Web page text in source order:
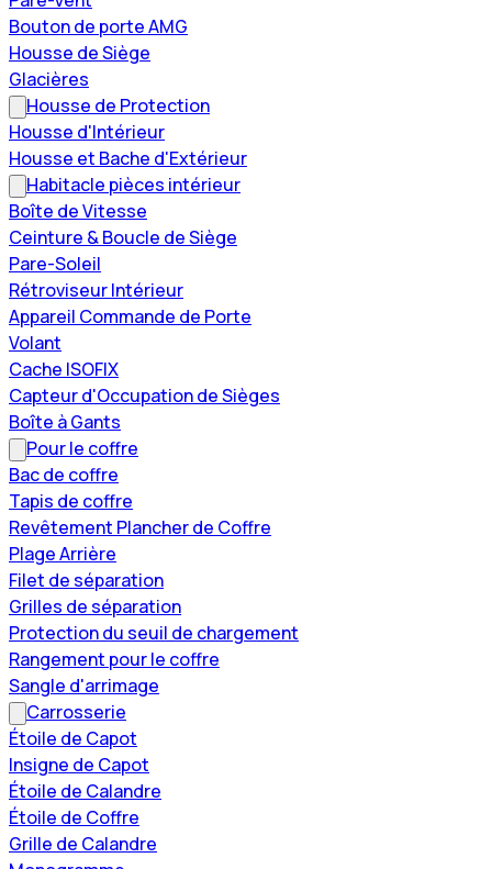
Bouton de porte AMG
Housse de Siège
Glacières
Housse de Protection
Housse d'Intérieur
Housse et Bache d'Extérieur
Habitacle pièces intérieur
Boîte de Vitesse
Ceinture & Boucle de Siège
Pare-Soleil
Rétroviseur Intérieur
Appareil Commande de Porte
Volant
Cache ISOFIX
Capteur d'Occupation de Sièges
Boîte à Gants
Pour le coffre
Bac de coffre
Tapis de coffre
Revêtement Plancher de Coffre
Plage Arrière
Filet de séparation
Grilles de séparation
Protection du seuil de chargement
Rangement pour le coffre
Sangle d'arrimage
Carrosserie
Étoile de Capot
Insigne de Capot
Étoile de Calandre
Étoile de Coffre
Grille de Calandre